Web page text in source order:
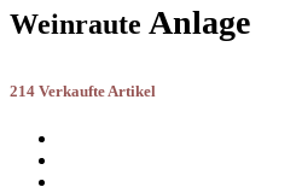
Weinraute Anlage
214 Verkaufte Artikel